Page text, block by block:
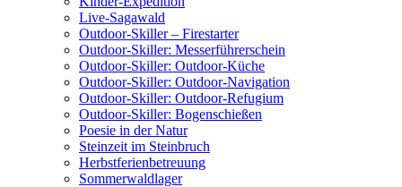
Live-Sagawald
Outdoor-Skiller – Firestarter
Outdoor-Skiller: Messerführerschein
Outdoor-Skiller: Outdoor-Küche
Outdoor-Skiller: Outdoor-Navigation
Outdoor-Skiller: Outdoor-Refugium
Outdoor-Skiller: Bogenschießen
Poesie in der Natur
Steinzeit im Steinbruch
Herbstferienbetreuung
Sommerwaldlager